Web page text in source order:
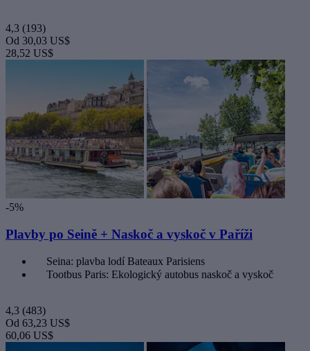
4,3 (193)
Od 30,03 US$
28,52 US$
-5%
Plavby po Seině + Naskoč a vyskoč v Paříži
Seina: plavba lodí Bateaux Parisiens
Tootbus Paris: Ekologický autobus naskoč a vyskoč
4,3 (483)
Od 63,23 US$
60,06 US$